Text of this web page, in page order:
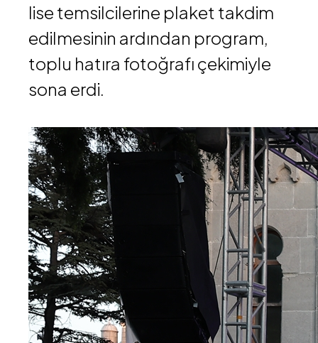
lise temsilcilerine plaket takdim
edilmesinin ardından program,
toplu hatıra fotoğrafı çekimiyle
sona erdi.